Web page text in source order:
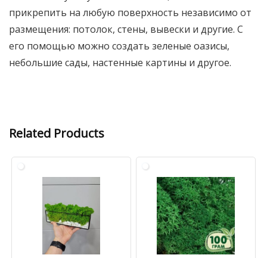
прикрепить на любую поверхность независимо от
размещения: потолок, стены, вывески и другие. С
его помощью можно создать зеленые оазисы,
небольшие сады, настенные картины и другое.
Related Products